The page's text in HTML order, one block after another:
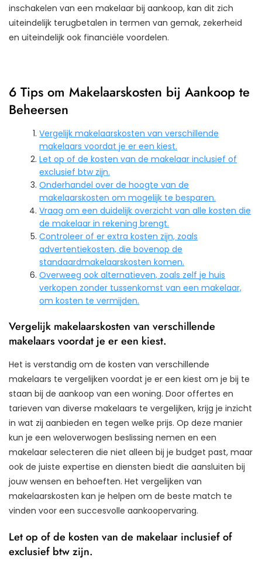
inschakelen van een makelaar bij aankoop, kan dit zich
uiteindelijk terugbetalen in termen van gemak, zekerheid
en uiteindelijk ook financiële voordelen.
6 Tips om Makelaarskosten bij Aankoop te
Beheersen
Vergelijk makelaarskosten van verschillende
makelaars voordat je er een kiest.
Let op of de kosten van de makelaar inclusief of
exclusief btw zijn.
Onderhandel over de hoogte van de
makelaarskosten om mogelijk te besparen.
Vraag om een duidelijk overzicht van alle kosten die
de makelaar in rekening brengt.
Controleer of er extra kosten zijn, zoals
advertentiekosten, die bovenop de
standaardmakelaarskosten komen.
Overweeg ook alternatieven, zoals zelf je huis
verkopen zonder tussenkomst van een makelaar,
om kosten te vermijden.
Vergelijk makelaarskosten van verschillende
makelaars voordat je er een kiest.
Het is verstandig om de kosten van verschillende
makelaars te vergelijken voordat je er een kiest om je bij te
staan bij de aankoop van een woning. Door offertes en
tarieven van diverse makelaars te vergelijken, krijg je inzicht
in wat zij aanbieden en tegen welke prijs. Op deze manier
kun je een weloverwogen beslissing nemen en een
makelaar selecteren die niet alleen bij je budget past, maar
ook de juiste expertise en diensten biedt die aansluiten bij
jouw wensen en behoeften. Het vergelijken van
makelaarskosten kan je helpen om de beste match te
vinden voor een succesvolle aankoopervaring.
Let op of de kosten van de makelaar inclusief of
exclusief btw zijn.